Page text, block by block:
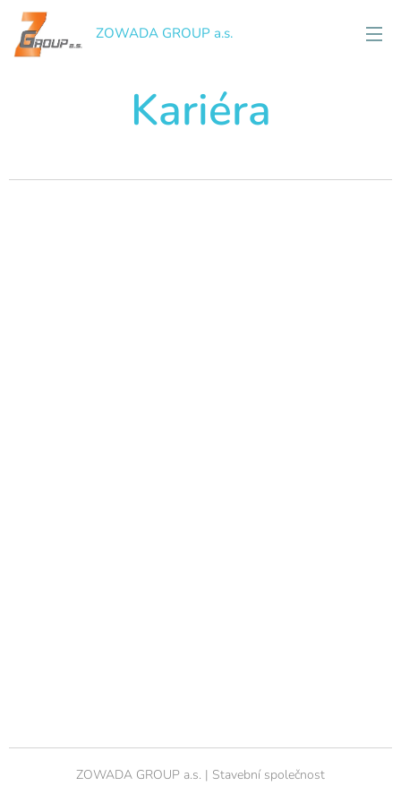
ZOWADA GROUP a.s.
Kariéra
ZOWADA GROUP a.s. | Stavební společnost